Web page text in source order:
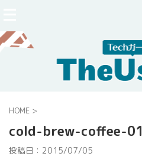
HOME >
cold-brew-coffee-01
投稿日： 2015/07/05